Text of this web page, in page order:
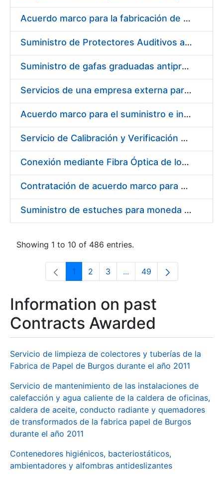
Show/Hide
Acuerdo marco para la fabricación de piezas
Suministro de Protectores Auditivos a medida para las personas trabajadoras de los Centros de Trabajo de Madrid y Burgos
Suministro de gafas graduadas antiproyecciones para los trabajadores de la FNMT-RCM en los centros de trabajo de Madrid y Burgos
Servicios de una empresa externa para el asesoramiento y resolución de los recursos de alzada que se presentan relacionados con procesos de selección para la FNMT-RCM
Acuerdo marco para el suministro e instalación de persianas, estores y otros complementos
Servicio de Calibración y Verificación Externa de los Equipos de Medición del Servicio de Prevención de la FNMT-RCM
Conexión mediante Fibra Óptica de los Centros de Proceso de Datos (CPDs) de las sedes de la FNMT-RCM de Burgos y Madrid
Contratación de acuerdo marco para el Suministro de Material de Electricidad para la Fábrica Nacional de Moneda y Timbre-Real Casa de la Moneda en su centro de trabajo de Burgos
Suministro de estuches para moneda de 30 €
Showing 1 to 10 of 486 entries.
Page
1 Page
2 Page
3 ...Intermediate Pages Use
Page
49
Information on past
Contracts Awarded
Servicio de limpieza de colectores y tuberías de la
Fabrica de Papel de Burgos durante el año 2011
Servicio de mantenimiento de las instalaciones de
calefacción y agua caliente de la caldera de oficinas,
caldera de aceite, conducto radiante y quemadores
de transformados de la fabrica papel de Burgos
durante el año 2011
Contenedores higiénicos, bacteriostáticos,
ambientadores y alfombras antideslizantes